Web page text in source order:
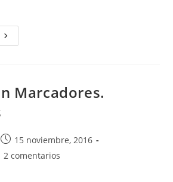
Repetir
Marcadores
Marcadores.
Publicación
de
15 noviembre, 2016
2 comentarios